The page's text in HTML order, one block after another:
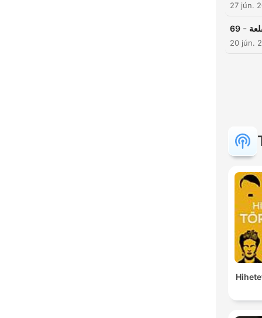
27 jún.
69 -
20 jún.